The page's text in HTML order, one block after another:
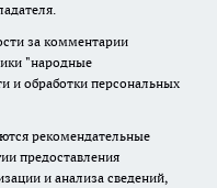
за комментарии
"народные
и обработки персональных
рекомендательные
предоставления
и анализа сведений,